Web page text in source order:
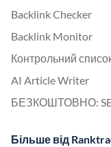
Backlink Checker
Backlink Monitor
Контрольний
AI Article Writer
БЕЗКОШТОВНО:
Більше від